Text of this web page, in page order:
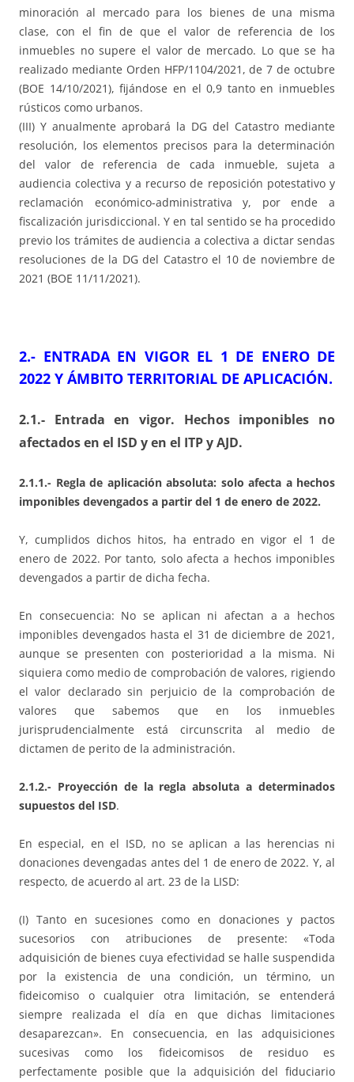
minoración al mercado para los bienes de una misma
clase, con el fin de que el valor de referencia de los
inmuebles no supere el valor de mercado. Lo que se ha
realizado mediante Orden HFP/1104/2021, de 7 de octubre
(BOE 14/10/2021), fijándose en el 0,9 tanto en inmuebles
rústicos como urbanos.
(III) Y anualmente aprobará la DG del Catastro mediante
resolución, los elementos precisos para la determinación
del valor de referencia de cada inmueble, sujeta a
audiencia colectiva y a recurso de reposición potestativo y
reclamación económico-administrativa y, por ende a
fiscalización jurisdiccional. Y en tal sentido se ha procedido
previo los trámites de audiencia a colectiva a dictar sendas
resoluciones de la DG del Catastro el 10 de noviembre de
2021 (BOE 11/11/2021).
2.- ENTRADA EN VIGOR EL 1 DE ENERO DE
2022 Y ÁMBITO TERRITORIAL DE APLICACIÓN.
2.1.- Entrada en vigor. Hechos imponibles no
afectados en el ISD y en el ITP y AJD.
2.1.1.- Regla de aplicación absoluta: solo afecta a hechos
imponibles devengados a partir del 1 de enero de 2022.
Y, cumplidos dichos hitos, ha entrado en vigor el 1 de
enero de 2022. Por tanto, solo afecta a hechos imponibles
devengados a partir de dicha fecha.
En consecuencia: No se aplican ni afectan a a hechos
imponibles devengados hasta el 31 de diciembre de 2021,
aunque se presenten con posterioridad a la misma. Ni
siquiera como medio de comprobación de valores, rigiendo
el valor declarado sin perjuicio de la comprobación de
valores que sabemos que en los inmuebles
jurisprudencialmente está circunscrita al medio de
dictamen de perito de la administración.
2.1.2.- Proyección de la regla absoluta a determinados
supuestos del ISD.
En especial, en el ISD, no se aplican a las herencias ni
donaciones devengadas antes del 1 de enero de 2022. Y, al
respecto, de acuerdo al art. 23 de la LISD:
(I) Tanto en sucesiones como en donaciones y pactos
sucesorios con atribuciones de presente: «Toda
adquisición de bienes cuya efectividad se halle suspendida
por la existencia de una condición, un término, un
fideicomiso o cualquier otra limitación, se entenderá
siempre realizada el día en que dichas limitaciones
desaparezcan». En consecuencia, en las adquisiciones
sucesivas como los fideicomisos de residuo es
perfectamente posible que la adquisición del fiduciario